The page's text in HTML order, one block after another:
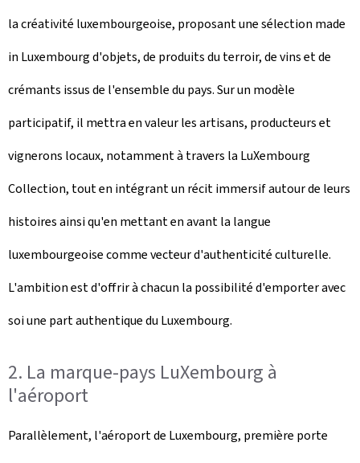
la créativité luxembourgeoise, proposant une sélection made
in Luxembourg d'objets, de produits du terroir, de vins et de
crémants issus de l'ensemble du pays. Sur un modèle
participatif, il mettra en valeur les artisans, producteurs et
vignerons locaux, notamment à travers la LuXembourg
Collection, tout en intégrant un récit immersif autour de leurs
histoires ainsi qu'en mettant en avant la langue
luxembourgeoise comme vecteur d'authenticité culturelle.
L'ambition est d'offrir à chacun la possibilité d'emporter avec
soi une part authentique du Luxembourg.
2. La marque-pays LuXembourg à
l'aéroport
Parallèlement, l'aéroport de Luxembourg, première porte